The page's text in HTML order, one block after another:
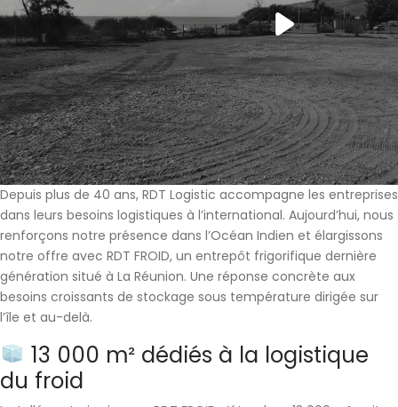
Play
Video
Depuis plus de 40 ans, RDT Logistic accompagne les entreprises
dans leurs besoins logistiques à l’international. Aujourd’hui, nous
renforçons notre présence dans l’Océan Indien et élargissons
notre offre avec RDT FROID, un entrepôt frigorifique dernière
génération situé à La Réunion. Une réponse concrète aux
besoins croissants de stockage sous température dirigée sur
l’île et au-delà.
13 000 m² dédiés à la logistique
du froid